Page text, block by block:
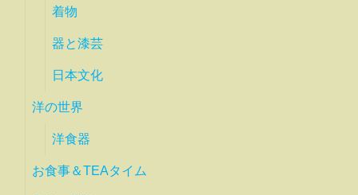
着物
器と漆芸
日本文化
洋の世界
洋食器
お食事＆TEAタイム